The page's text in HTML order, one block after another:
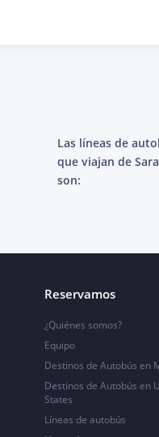
Las líneas de
que viajan de
son:
Reservamos
¿Quiénes somos?
Equipo
Destinos de Autobús en
Destinos de Autobús en
States
Líneas de autobús